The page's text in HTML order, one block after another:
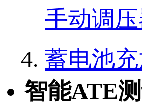
手动调
蓄电池
智能ATE